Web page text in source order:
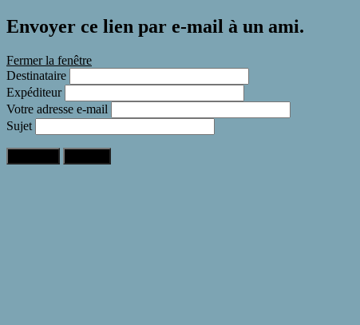
Envoyer ce lien par e-mail à un ami.
Fermer la fenêtre
Destinataire
Expéditeur
Votre adresse e-mail
Sujet